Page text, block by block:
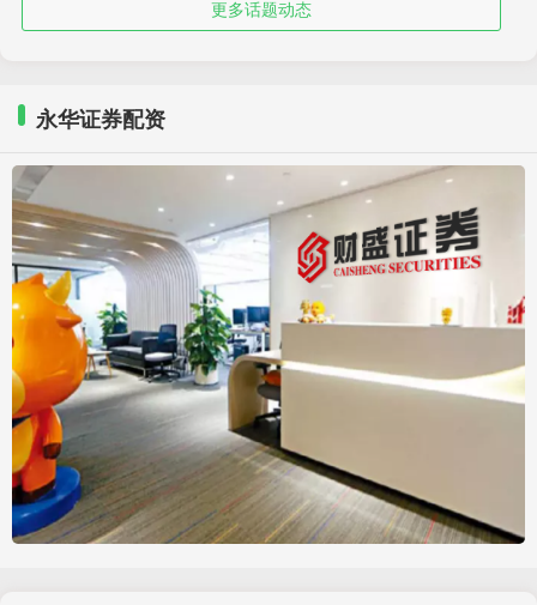
更多话题动态
永华证券配资